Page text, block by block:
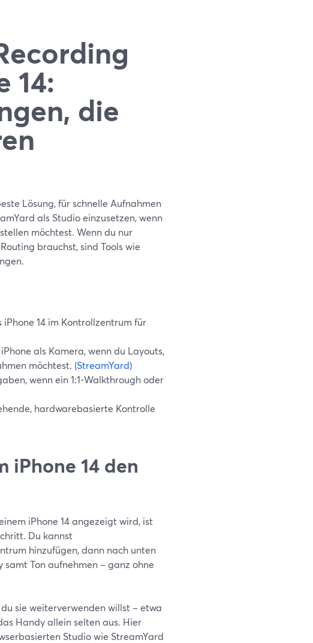
14:
die
Lösung, für schnelle Aufnahmen
als Studio einzusetzen, wenn
möchtest. Wenn du nur
brauchst, sind Tools wie
14 im Kontrollzentrum für
als Kamera, wenn du Layouts,
möchtest. (StreamYard)
wenn ein 1:1-Walkthrough oder
hardwarebasierte Kontrolle
iPhone 14 den
iPhone 14 angezeigt wird, ist
Du kannst
hinzufügen, dann nach unten
Ton aufnehmen – ganz ohne
sie weiterverwenden willst – etwa
Handy allein selten aus. Hier
Studio wie StreamYard